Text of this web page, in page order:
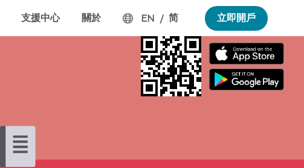
支援中心 關於 EN / 简 立即開戶